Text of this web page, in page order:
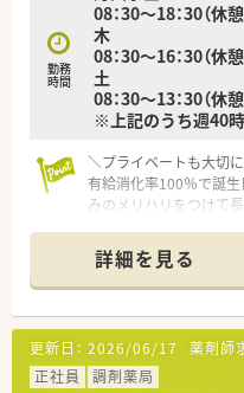
同士の親睦を深める社
す。
【こんな方が活躍中】
■子育てと仕事の両立
きと活躍されているマ
■病院での勤務経験を活
スムーズな連携を取り
す。
■患者様との日々の対
域の方々から厚い信頼
ます。
勤務
時間
08：30～18：30（休
木
08：30～16：30（休
土
08：30～13：30（休
※上記のうち週40
＼プライベートも大切に
有給消化率100％で誕
みのメリハリをつけて
【店舗情報と応需状況につ
■尾道駅から車で7分ほ
ー通勤も可能な利便性
■皮膚科や眼科などの
い処方箋を1日30から
■居宅や施設への在宅業
深く貢献できるやりがい
詳細を見る
更新日： 2026/06/17 薬剤師
正社員
調剤薬局